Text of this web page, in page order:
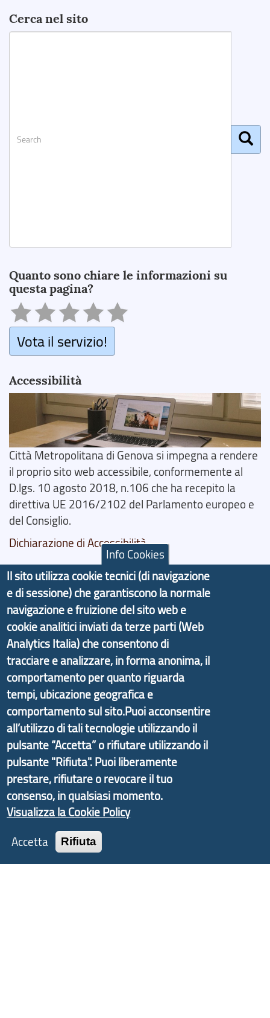
Cerca nel sito
Quanto sono chiare le informazioni su
questa pagina?
Vota il servizio!
Accessibilità
Città Metropolitana di Genova si impegna a rendere
il proprio sito web accessibile, conformemente al
D.lgs. 10 agosto 2018, n.106 che ha recepito la
direttiva UE 2016/2102 del Parlamento europeo e
del Consiglio.
Dichiarazione di Accessibilità
Il progetto Aree Interne
Il portale di marketing territoriale e sviluppo locale
di Genova Città Metropolitana si è sviluppato a
partire dal progetto nazionale Aree Interne
promosso dal Dipartimento per lo Sviluppo
Economico e finalizzato al rilancio socio-economico
delle valli dell’entroterra. In particolare fornisce
informazioni ed aggiornamenti sullaStrategia
d'Area Antola-Tigullio, in collaborazione con Regione
Liguria ed ANCI Liguria.
Copyright © 2017 Città metropolitana di Genova |
CF: 80007350103
Info Cookies
Il sito utilizza cookie tecnici (di navigazione
e di sessione) che garantiscono la normale
navigazione e fruizione del sito web e
cookie analitici inviati da terze parti (Web
Analytics Italia) che consentono di
tracciare e analizzare, in forma anonima, il
comportamento per quanto riguarda
tempi, ubicazione geografica e
comportamento sul sito.Puoi acconsentire
all’utilizzo di tali tecnologie utilizzando il
pulsante “Accetta” o rifiutare utilizzando il
pulsante "Rifiuta". Puoi liberamente
prestare, rifiutare o revocare il tuo
consenso, in qualsiasi momento.
Visualizza la Cookie Policy
Accetta
Rifiuta